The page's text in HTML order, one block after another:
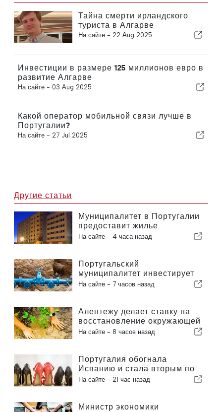
Тайна смерти ирландского
туриста в Алгарве
На сайте - 22 Aug 2025
Инвестиции в размере 125 миллионов евро в
развитие Алгарве
На сайте - 03 Aug 2025
Какой оператор мобильной связи лучше в
Португалии?
На сайте - 27 Jul 2025
Другие статьи
Муниципалитет в Португалии
предоставит жилье
гражданам
На сайте - 4 часа назад
Португальский
муниципалитет инвестирует
более 190 000 евро в систему
На сайте - 7 часов назад
Алентежу делает ставку на
восстановление окружающей
среды за счет европейских
На сайте - 8 часов назад
Португалия обогнала
Испанию и стала вторым по
величине производителем
На сайте - 21 час назад
Министр экономики